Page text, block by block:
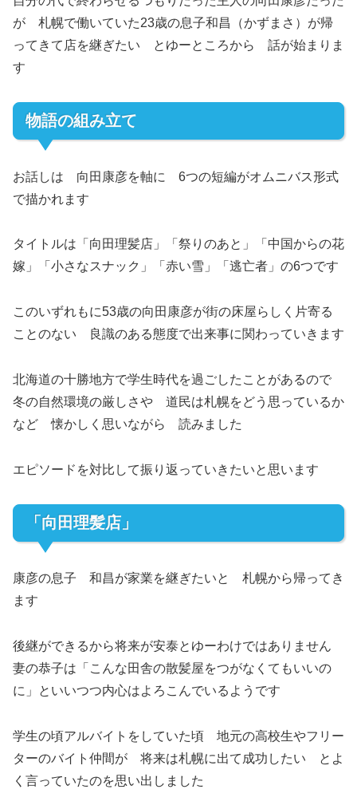
が 札幌で働いていた23歳の息子和昌（かずまさ）が帰
ってきて店を継ぎたい とゆーところから 話が始まりま
す
物語の組み立て
お話しは 向田康彦を軸に 6つの短編がオムニバス形式
で描かれます
タイトルは「向田理髪店」「祭りのあと」「中国からの花
嫁」「小さなスナック」「赤い雪」「逃亡者」の6つです
このいずれもに53歳の向田康彦が街の床屋らしく片寄る
ことのない 良識のある態度で出来事に関わっていきます
北海道の十勝地方で学生時代を過ごしたことがあるので
冬の自然環境の厳しさや 道民は札幌をどう思っているか
など 懐かしく思いながら 読みました
エピソードを対比して振り返っていきたいと思います
「向田理髪店」
康彦の息子 和昌が家業を継ぎたいと 札幌から帰ってき
ます
後継ができるから将来が安泰とゆーわけではありません
妻の恭子は「こんな田舎の散髪屋をつがなくてもいいの
に」といいつつ内心はよろこんでいるようです
学生の頃アルバイトをしていた頃 地元の高校生やフリー
ターのバイト仲間が 将来は札幌に出て成功したい とよ
く言っていたのを思い出しました